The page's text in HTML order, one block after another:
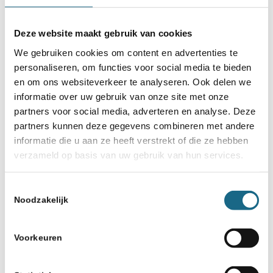
Deze website maakt gebruik van cookies
We gebruiken cookies om content en advertenties te
personaliseren, om functies voor social media te bieden
en om ons websiteverkeer te analyseren. Ook delen we
informatie over uw gebruik van onze site met onze
partners voor social media, adverteren en analyse. Deze
partners kunnen deze gegevens combineren met andere
informatie die u aan ze heeft verstrekt of die ze hebben
verzameld op basis van uw gebruik van hun services.
Noodzakelijk
Voorkeuren
3 februari 2022
KNSB competitie – New In
Chess Schoonheidsprijs
18 april 2018
Bekerfinalisten bekend
14 september 2017
Eerste ronde KNSB competitie
– New In Chess